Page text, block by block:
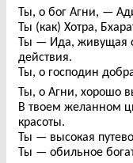
Ты, о бог Агни, —
Ты (как) Хотра,
Ты — Ида, живущая
действия.
Ты, о господин
Ты, о Агни, хорошо
В твоем желанном
красоты.
Ты — высокая
Ты — обильное